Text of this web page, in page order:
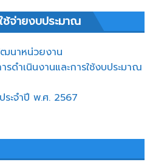
ช้จ่ายงบประมาณ
นาหน่วยงาน
ดำเนินงานและการใช้งบประมาณ
ระจำปี พ.ศ. 2567